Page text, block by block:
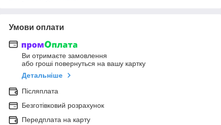
Умови оплати
Ви отримаєте замовлення
або гроші повернуться на вашу картку
Детальніше
Післяплата
Безготівковий розрахунок
Передплата на карту